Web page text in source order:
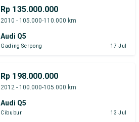
Rp 135.000.000
2010 - 105.000-110.000 km
Audi Q5
Gading Serpong 17 Jul
Rp 198.000.000
2012 - 100.000-105.000 km
Audi Q5
Cibubur 13 Jul